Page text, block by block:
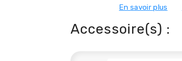
En savoir plus
Accessoire(s) :